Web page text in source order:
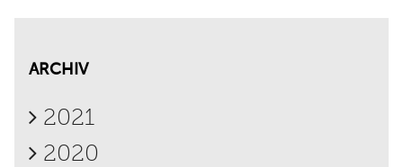
ARCHIV
2021
2020